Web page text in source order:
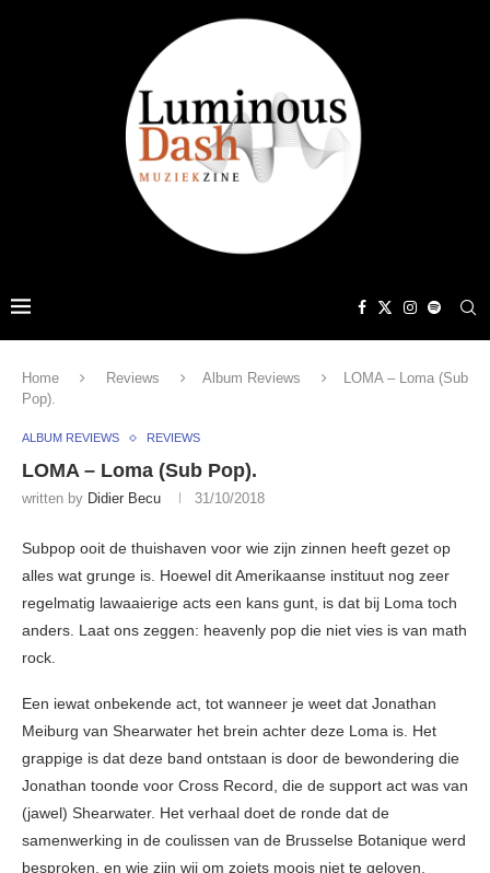
Home Reviews Album Reviews
LOMA – Loma (Sub
Pop).
ALBUM REVIEWS REVIEWS
LOMA – Loma (Sub Pop).
written by Didier Becu 31/10/2018
Subpop ooit de thuishaven voor wie zijn zinnen heeft gezet op
alles wat grunge is. Hoewel dit Amerikaanse instituut nog zeer
regelmatig lawaaierige acts een kans gunt, is dat bij Loma toch
anders. Laat ons zeggen: heavenly pop die niet vies is van math
rock.
Een iewat onbekende act, tot wanneer je weet dat Jonathan
Meiburg van Shearwater het brein achter deze Loma is. Het
grappige is dat deze band ontstaan is door de bewondering die
Jonathan toonde voor Cross Record, die de support act was van
(jawel) Shearwater. Het verhaal doet de ronde dat de
samenwerking in de coulissen van de Brusselse Botanique werd
besproken, en wie zijn wij om zoiets moois niet te geloven.